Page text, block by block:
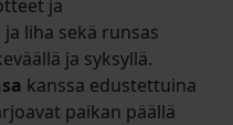
ja
liha sekä runsas
ja syksyllä.
kanssa edustettuina
paikan päällä